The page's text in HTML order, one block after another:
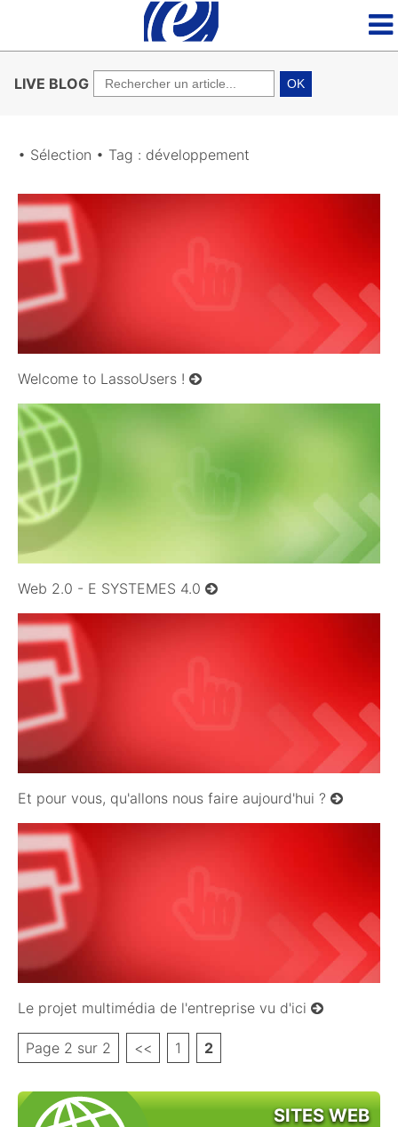
LIVE BLOG OK
• Sélection • Tag : développement
14/12/2008
Welcome to LassoUsers !
26/11/2008
Web 2.0 - E SYSTEMES 4.0
16/11/2008
Et pour vous, qu'allons nous faire aujourd'hui ?
16/11/2008
Le projet multimédia de l'entreprise vu d'ici
Page 2 sur 2 << 1 2
SITES WEB